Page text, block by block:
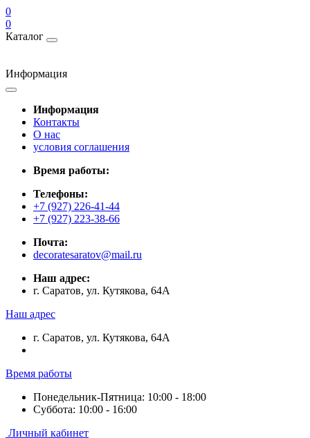
0
0
Каталог
Информация
Информация
Контакты
О нас
условия соглашения
Время работы:
Телефоны:
+7 (927) 226-41-44
+7 (927) 223-38-66
Почта:
decoratesaratov@mail.ru
Наш адрес:
г. Саратов, ул. Кутякова, 64А
Наш адрес
г. Саратов, ул. Кутякова, 64А
Время работы
Понедельник-Пятница: 10:00 - 18:00
Суббота: 10:00 - 16:00
Личный кабинет